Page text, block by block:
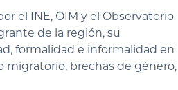
el INE, OIM y el Observatorio
de la región, su
formalidad e informalidad en
migratorio, brechas de género,